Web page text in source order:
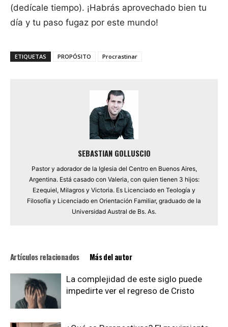
(dedícale tiempo). ¡Habrás aprovechado bien tu
día y tu paso fugaz por este mundo!
ETIQUETAS PROPÓSITO Procrastinar
SEBASTIAN GOLLUSCIO
Pastor y adorador de la Iglesia del Centro en Buenos Aires,
Argentina. Está casado con Valeria, con quien tienen 3 hijos:
Ezequiel, Milagros y Victoria. Es Licenciado en Teología y
Filosofía y Licenciado en Orientación Familiar, graduado de la
Universidad Austral de Bs. As.
Artículos relacionados Más del autor
La complejidad de este siglo puede
impedirte ver el regreso de Cristo